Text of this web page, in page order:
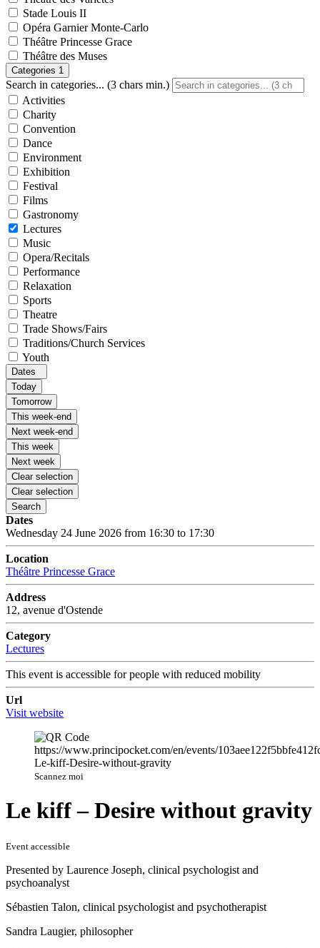
Stade Louis II
Opéra Garnier Monte-Carlo
Théâtre Princesse Grace
Théâtre des Muses
Categories 1
Search in categories... (3 chars min.)
Activities
Charity
Convention
Dance
Environment
Exhibition
Festival
Films
Gastronomy
Lectures
Music
Opera/Recitals
Performance
Relaxation
Sports
Theatre
Trade Shows/Fairs
Traditions/Church Services
Youth
Dates
Today
Tomorrow
This week-end
Next week-end
This week
Next week
Clear selection
Clear selection
Search
Dates
Wednesday 24 June 2026 from 16:30 to 17:30
Location
Théâtre Princesse Grace
Address
12, avenue d'Ostende
Category
Lectures
This event is accessible for people with reduced mobility
Url
Visit website
Scannez moi
Le kiff – Desire without gravity
Event accessible
Presented by Laurence Joseph, clinical psychologist and
psychoanalyst
Sébastien Talon, clinical psychologist and psychotherapist
Sandra Laugier, philosopher